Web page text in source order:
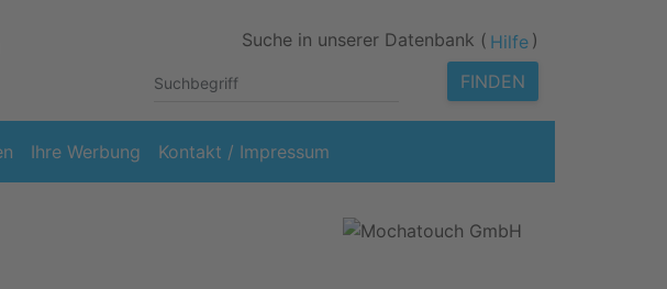
Suche in unserer Datenbank ( Hilfe )
FINDEN
Ihre Werbung Kontakt / Impressum